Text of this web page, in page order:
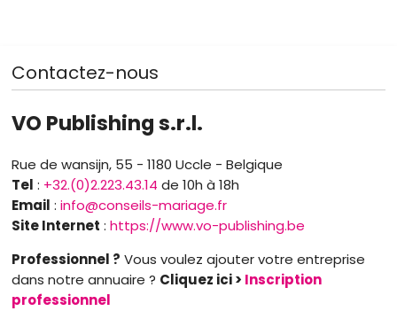
Contactez-nous
VO Publishing s.r.l.
Rue de wansijn, 55 - 1180 Uccle - Belgique
Tel : +32.(0)2.223.43.14 de 10h à 18h
Email :info@conseils-mariage.fr
Site Internet :https://www.vo-publishing.be
Professionnel ? Vous voulez ajouter votre entreprise
dans notre annuaire ? Cliquez ici > Inscription
professionnel